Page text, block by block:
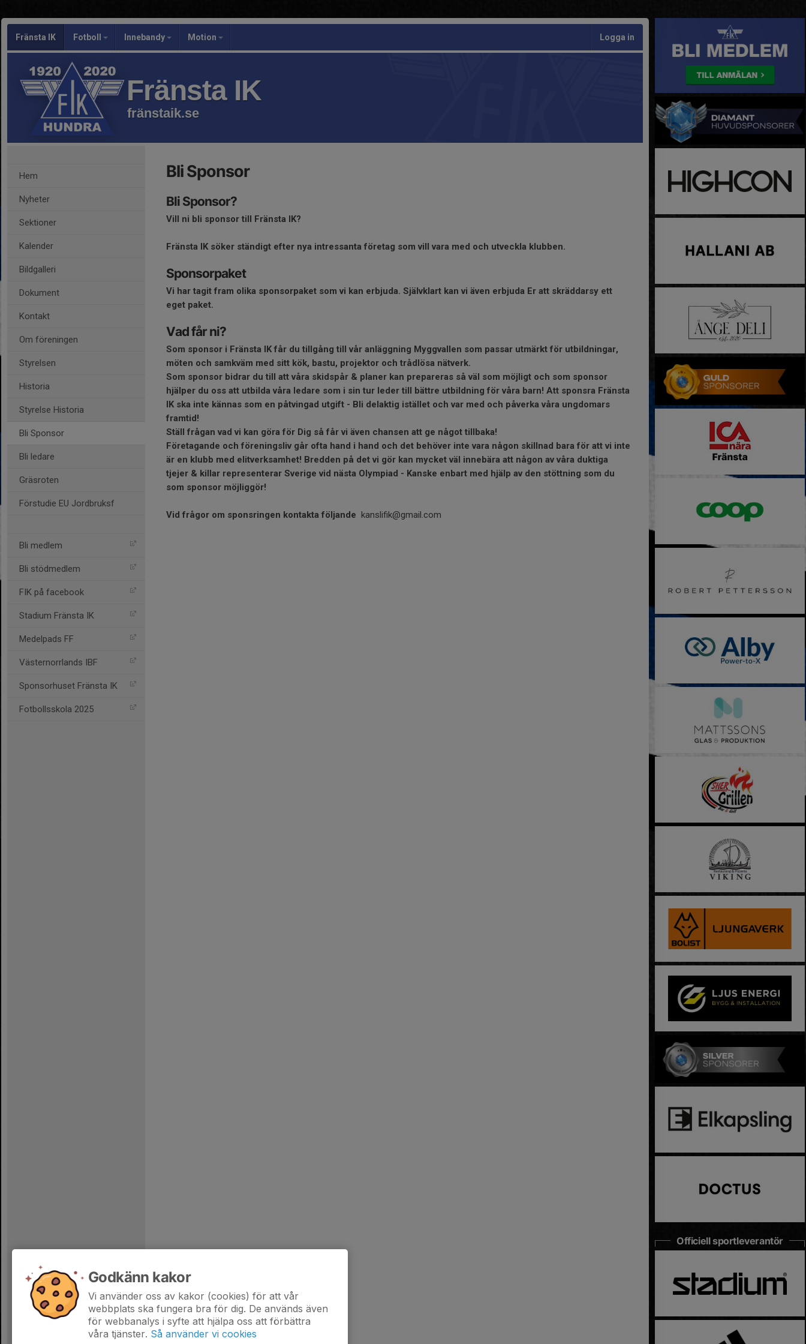
Fränsta IK Fotboll Innebandy Motion Logga in
Fränsta IK
fränstaik.se
Hem
Nyheter
Sektioner
Kalender
Bildgalleri
Dokument
Kontakt
Om föreningen
Styrelsen
Historia
Styrelse Historia
Bli Sponsor
Bli ledare
Gräsroten
Förstudie EU Jordbruksf
Bli medlem
Bli stödmedlem
FIK på facebook
Stadium Fränsta IK
Medelpads FF
Västernorrlands IBF
Sponsorhuset Fränsta IK
Fotbollsskola 2025
Bli Sponsor
Bli Sponsor?
Vill ni bli sponsor till Fränsta IK?
Fränsta IK söker ständigt efter nya intressanta företag som vill vara med och utveckla klubben.
Sponsorpaket
Vi har tagit fram olika sponsorpaket som vi kan erbjuda. Självklart kan vi även erbjuda Er att skräddarsy ett
eget paket.
Vad får ni?
Som sponsor i Fränsta IK får du tillgång till vår anläggning Myggvallen som passar utmärkt för utbildningar,
möten och samkväm med sitt kök, bastu, projektor och trådlösa nätverk.
Som sponsor bidrar du till att våra skidspår & planer kan prepareras så väl som möjligt och som sponsor
hjälper du oss att utbilda våra ledare som i sin tur leder till bättre utbildning för våra barn! Att sponsra Fränsta
IK ska inte kännas som en påtvingad utgift - Bli delaktig istället och var med och påverka våra ungdomars
framtid!
Ställ frågan vad vi kan göra för Dig så får vi även chansen att ge något tillbaka!
Företagande och föreningsliv går ofta hand i hand och det behöver inte vara någon skillnad bara för att vi inte
är en klubb med elitverksamhet! Bredden på det vi gör kan mycket väl innebära att någon av våra duktiga
tjejer & killar representerar Sverige vid nästa Olympiad - Kanske enbart med hjälp av den stöttning som du
som sponsor möjliggör!
Vid frågor om sponsringen kontakta följande kanslifik@gmail.com
Officiell sportleverantör
Godkänn kakor
Vi använder oss av kakor (cookies) för att vår
webbplats ska fungera bra för dig. De används även
för webbanalys i syfte att hjälpa oss att förbättra
våra tjänster. Så använder vi cookies